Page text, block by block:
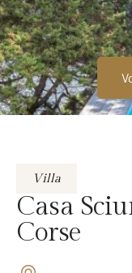
Villa
Casa
Corse